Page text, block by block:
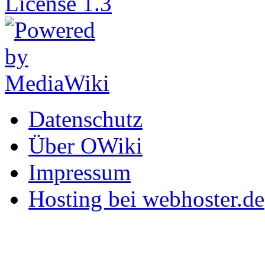
Datenschutz
Über OWiki
Impressum
Hosting bei webhoster.de